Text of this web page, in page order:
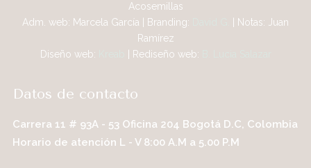
Acosemillas
Adm. web: Marcela García | Branding:
| Notas: Juan
Ramírez
Diseño web:
| Rediseño web:
Datos de contacto
Carrera 11 # 93A - 53 Oficina 204 Bogotá D.C, Colombia
Horario de atención L - V 8:00 A.M a 5.00 P.M